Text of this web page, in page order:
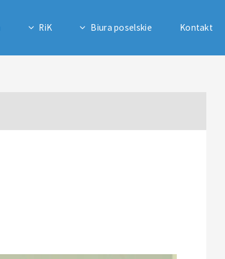
RiK Biura poselskie Kontakt